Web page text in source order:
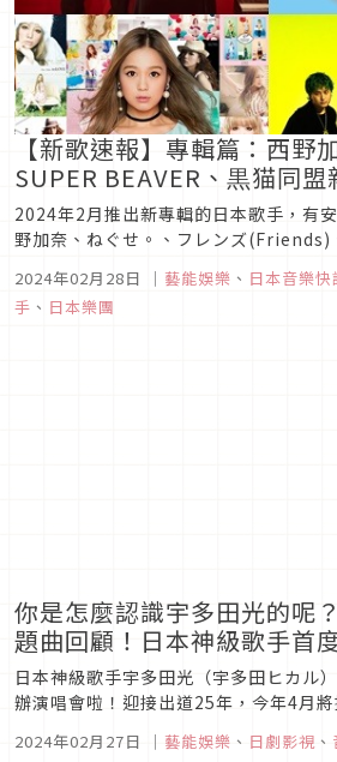
【新歌速報】專輯篇：西野
SUPER BEAVER、黒猫同盟
2024年2月推出新專輯的日本歌手，有
野加奈、ねぐせ。、フレンズ(Friends)
作品，趕快來看看這次有哪些值得一聽
2024年02月28日 ｜ 藝能娛樂 、 日本音樂快
手 、 日本樂團
你是怎麼認識宇多田光的呢
題曲回顧！日本神級歌手首
日本神級歌手宇多田光（宇多田ヒカル
辦演唱會啦！迎接出道25年，今年4月
「SCIENCE FICTION TOUR」，並且
2024年02月27日 ｜ 藝能娛樂 、 日劇影視 、